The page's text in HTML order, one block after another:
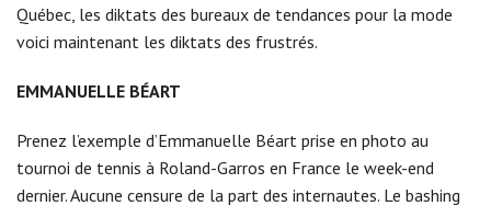
Québec, les diktats des bureaux de tendances pour la mode
voici maintenant les diktats des frustrés.
EMMANUELLE BÉART
Prenez l’exemple d’Emmanuelle Béart prise en photo au
tournoi de tennis à Roland-Garros en France le week-end
dernier. Aucune censure de la part des internautes. Le bashing